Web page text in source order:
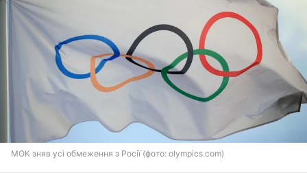
МОК зняв усі обмеження з Росії (фото: olympics.com)